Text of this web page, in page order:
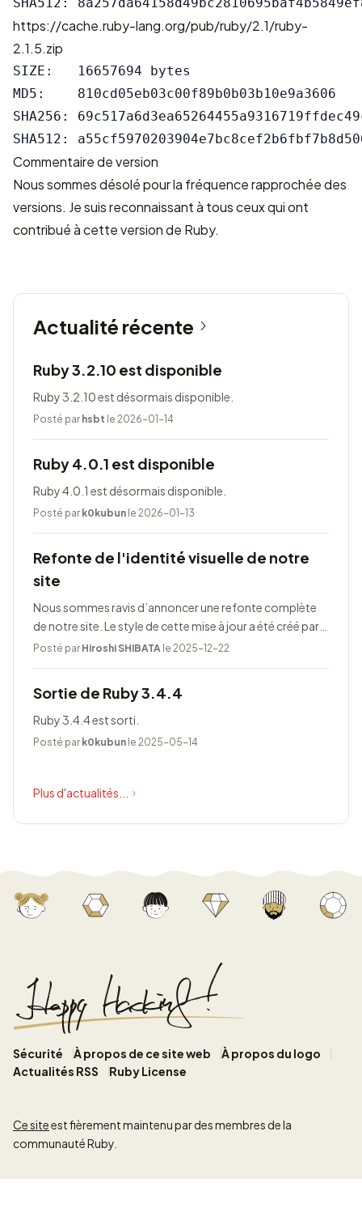
https://cache.ruby-lang.org/pub/ruby/2.1/ruby-
2.1.5.zip
SIZE:   16657694 bytes
MD5:    810cd05eb03c00f89b0b03b10e9a3606
SHA256:
Commentaire de version
Nous sommes désolé pour la fréquence rapprochée des
versions. Je suis reconnaissant à tous ceux qui ont
contribué à cette version de Ruby.
Actualité récente
Ruby 3.2.10 est disponible
Ruby 3.2.10 est désormais disponible.
Posté par hsbt le 2026-01-14
Ruby 4.0.1 est disponible
Ruby 4.0.1 est désormais disponible.
Posté par k0kubun le 2026-01-13
Refonte de l'identité visuelle de notre
site
Nous sommes ravis d’annoncer une refonte complète
de notre site. Le style de cette mise à jour a été créé par
Taeko Akatsuka.
Posté par Hiroshi SHIBATA le 2025-12-22
Sortie de Ruby 3.4.4
Ruby 3.4.4 est sorti.
Posté par k0kubun le 2025-05-14
Plus d'actualités...
Sécurité À propos de ce site web
À propos du logo
Actualités RSS
Ruby License
Ce siteest fièrement maintenu par des membres de la
communauté Ruby.